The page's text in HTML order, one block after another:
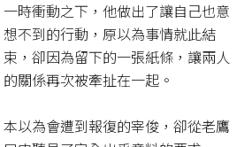
一時衝動之下，他做出了讓自己也意
想不到的行動，原以為事情就此結
束，卻因為留下的一張紙條，讓兩人
的關係再次被牽扯在一起。
本以為會遭到報復的宰俊，卻從老鷹